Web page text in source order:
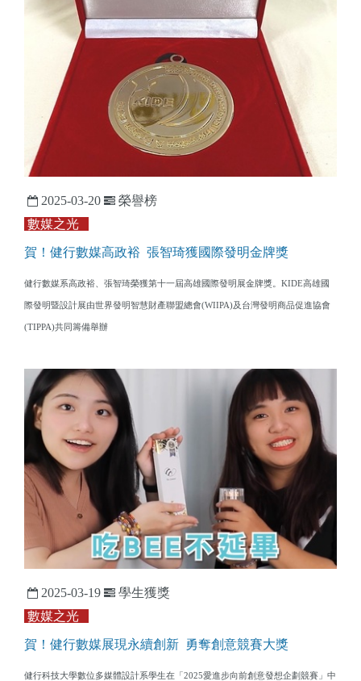
2025-03-20
榮譽榜
數媒之光
賀！健行數媒高政裕 張智琦獲國際發明金牌獎
健行數媒系高政裕、張智琦榮獲第十一屆高雄國際發明展金牌獎。KIDE高雄國
際發明暨設計展由世界發明智慧財產聯盟總會(WIIPA)及台灣發明商品促進協會
(TIPPA)共同籌備舉辦
2025-03-19
學生獲獎
數媒之光
賀！​健行數媒展現永續創新 勇奪創意競賽大獎
健行科技大學數位多媒體設計系學生在「2025愛進步向前創意發想企劃競賽」中